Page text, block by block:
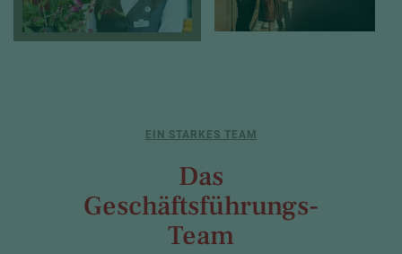
EIN STARKES TEAM
Das
Geschäftsführungs-
Team